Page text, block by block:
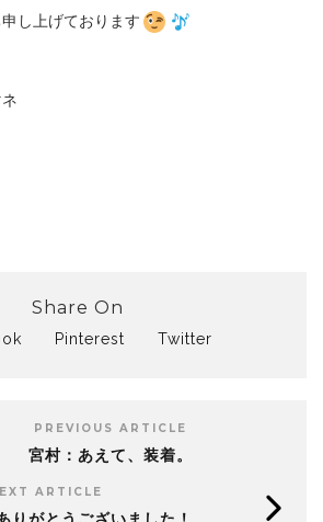
し上げております
Share On
Pinterest Twitter
PREVIOUS ARTICLE
宮村：あえて、装着。
ARTICLE